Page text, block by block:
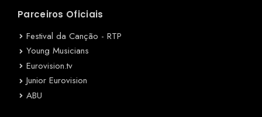
Parceiros Oficiais
Festival da Canção - RTP
Young Musicians
Eurovision.tv
Junior Eurovision
ABU